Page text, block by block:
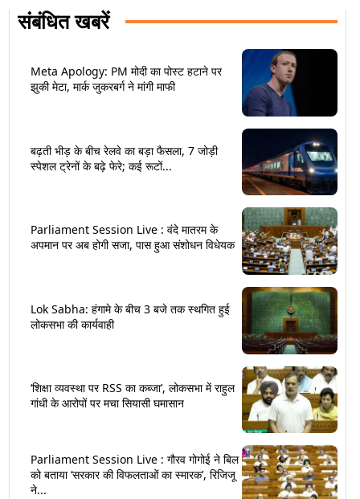
संबंधित खबरें
Meta Apology: PM मोदी का पोस्ट हटाने पर
झुकी मेटा, मार्क जुकरबर्ग ने मांगी माफी
बढ़ती भीड़ के बीच रेलवे का बड़ा फैसला, 7 जोड़ी
स्पेशल ट्रेनों के बढ़े फेरे; कई रूटों...
Parliament Session Live : वंदे मातरम के
अपमान पर अब होगी सजा, पास हुआ संशोधन विधेयक
Lok Sabha: हंगामे के बीच 3 बजे तक स्थगित हुई
लोकसभा की कार्यवाही
‘शिक्षा व्यवस्था पर RSS का कब्जा’, लोकसभा में राहुल
गांधी के आरोपों पर मचा सियासी घमासान
Parliament Session Live : गौरव गोगोई ने बिल
को बताया ‘सरकार की विफलताओं का स्मारक’, रिजिजू
ने...